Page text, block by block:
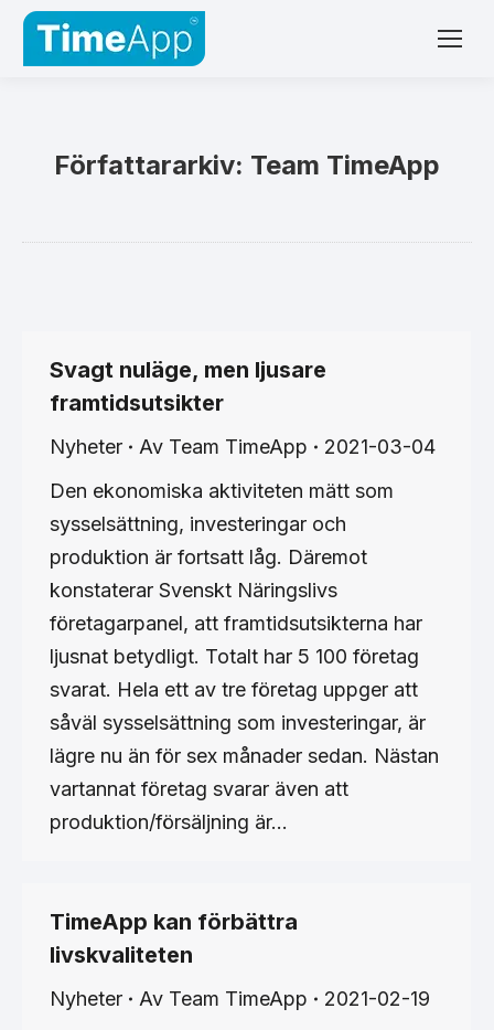
Författararkiv: Team TimeApp
Svagt nuläge, men ljusare
framtidsutsikter
Nyheter Av Team TimeApp
2021-03-04
Den ekonomiska aktiviteten mätt som
sysselsättning, investeringar och
produktion är fortsatt låg. Däremot
konstaterar Svenskt Näringslivs
företagarpanel, att framtidsutsikterna har
ljusnat betydligt. Totalt har 5 100 företag
svarat. Hela ett av tre företag uppger att
såväl sysselsättning som investeringar, är
lägre nu än för sex månader sedan. Nästan
vartannat företag svarar även att
produktion/försäljning är…
TimeApp kan förbättra
livskvaliteten
Nyheter Av Team TimeApp
2021-02-19